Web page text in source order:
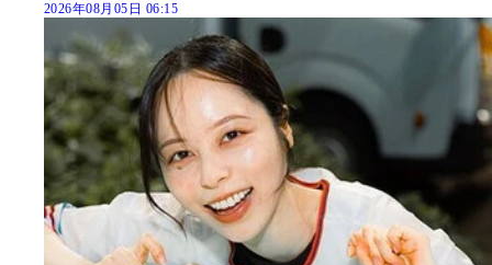
2026年08月05日 06:15